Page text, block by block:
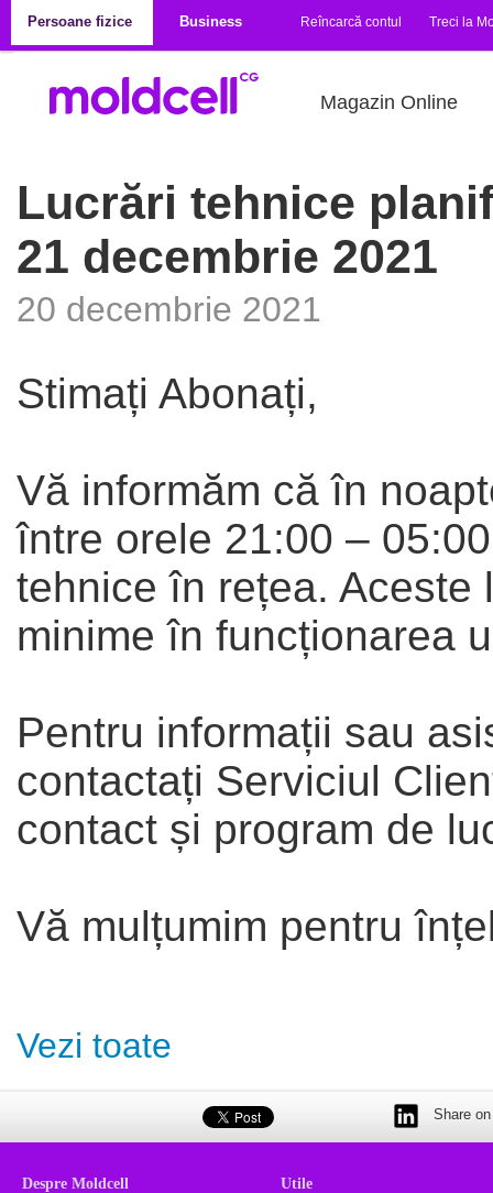
Persoane fizice
Business Reîncarcă contul Treci la
Magazin Online
Lucrări tehnice
21 decembrie 2021
20 decembrie 2021
Stimați Abonați,
Vă informăm că în
între orele 21:00 –
tehnice în rețea. Aceste
minime în funcționarea
Pentru informații sau
contactați Serviciul
contact și program de
Vă mulțumim pentru
Vezi toate
Share
Despre Moldcell Utile